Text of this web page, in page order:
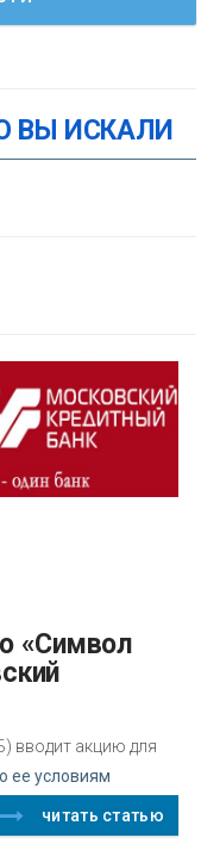
ВЫ ИСКАЛИ
вводит акцию для
ее условиям
читать статью